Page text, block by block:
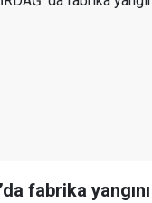
fabrika yangını